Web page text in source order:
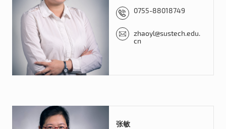
0755-88018749
zhaoyl@sustech.edu.
cn
张敏